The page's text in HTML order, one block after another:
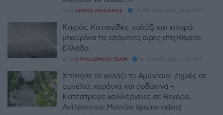
ΑΠΌ ΖΉΣΗΣ ΠΙΤΣΙΆΒΑΣ 25 ΙΟΥΝΊΟΥ 2026, 12:46 ΜΜ
Καιρός: Καταιγίδες, χαλάζι και ισχυρά
μπουρίνια τις επόμενες ώρες στη Βόρεια
Ελλάδα
ΑΠΌ E-PTOLEMEOS TEAM 12 ΙΟΥΝΊΟΥ 2026, 1:30 ΜΜ
Χτύπησε το χαλάζι το Αμύνταιο: Ζημιές σε
αμπέλια, κεράσια και ροδάκινα –
Κατέστρεψε καλλιέργειες σε Βεγόρα,
Αντίγονο και Μανιάκι (φωτο-video)